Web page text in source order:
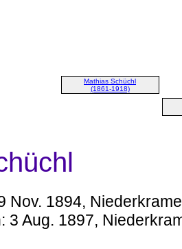
Mathias Schüchl
(1861-1918)
Nov. 1894,
3 Aug. 1897,